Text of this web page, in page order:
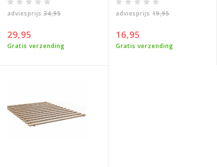
adviesprijs 34,95
29,95
Gratis verzending
adviesprijs 19,95
16,95
Gratis verzending